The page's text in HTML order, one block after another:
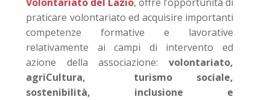
praticare volontariato ed acquisire importanti
competenze formative e lavorative
relativamente ai campi di intervento ed
azione della associazione:volontariato,
agriCultura, turismo sociale,
sostenibilità, inclusione e